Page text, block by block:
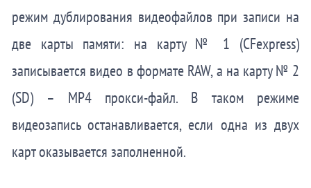
режим дублирования видеофайлов при записи на
две карты памяти: на карту № 1 (CFexpress)
записывается видео в формате RAW, а на карту № 2
(SD) – MP4 прокси-файл. В таком режиме
видеозапись останавливается, если одна из двух
карт оказывается заполненной.